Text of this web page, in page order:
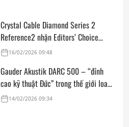
Crystal Cable Diamond Series 2
Reference2 nhận Editors’ Choice
Award: Dedicated Audio 2026 từ The
16/02/2026 09:48
Gauder Akustik DARC 500 – “đỉnh
cao kỹ thuật Đức” trong thế giới loa
hi-end tham chiếu
14/02/2026 09:34